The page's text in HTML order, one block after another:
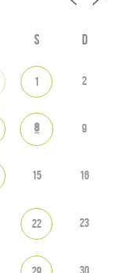
S D
1 2
8 9
15 16
22 23
30